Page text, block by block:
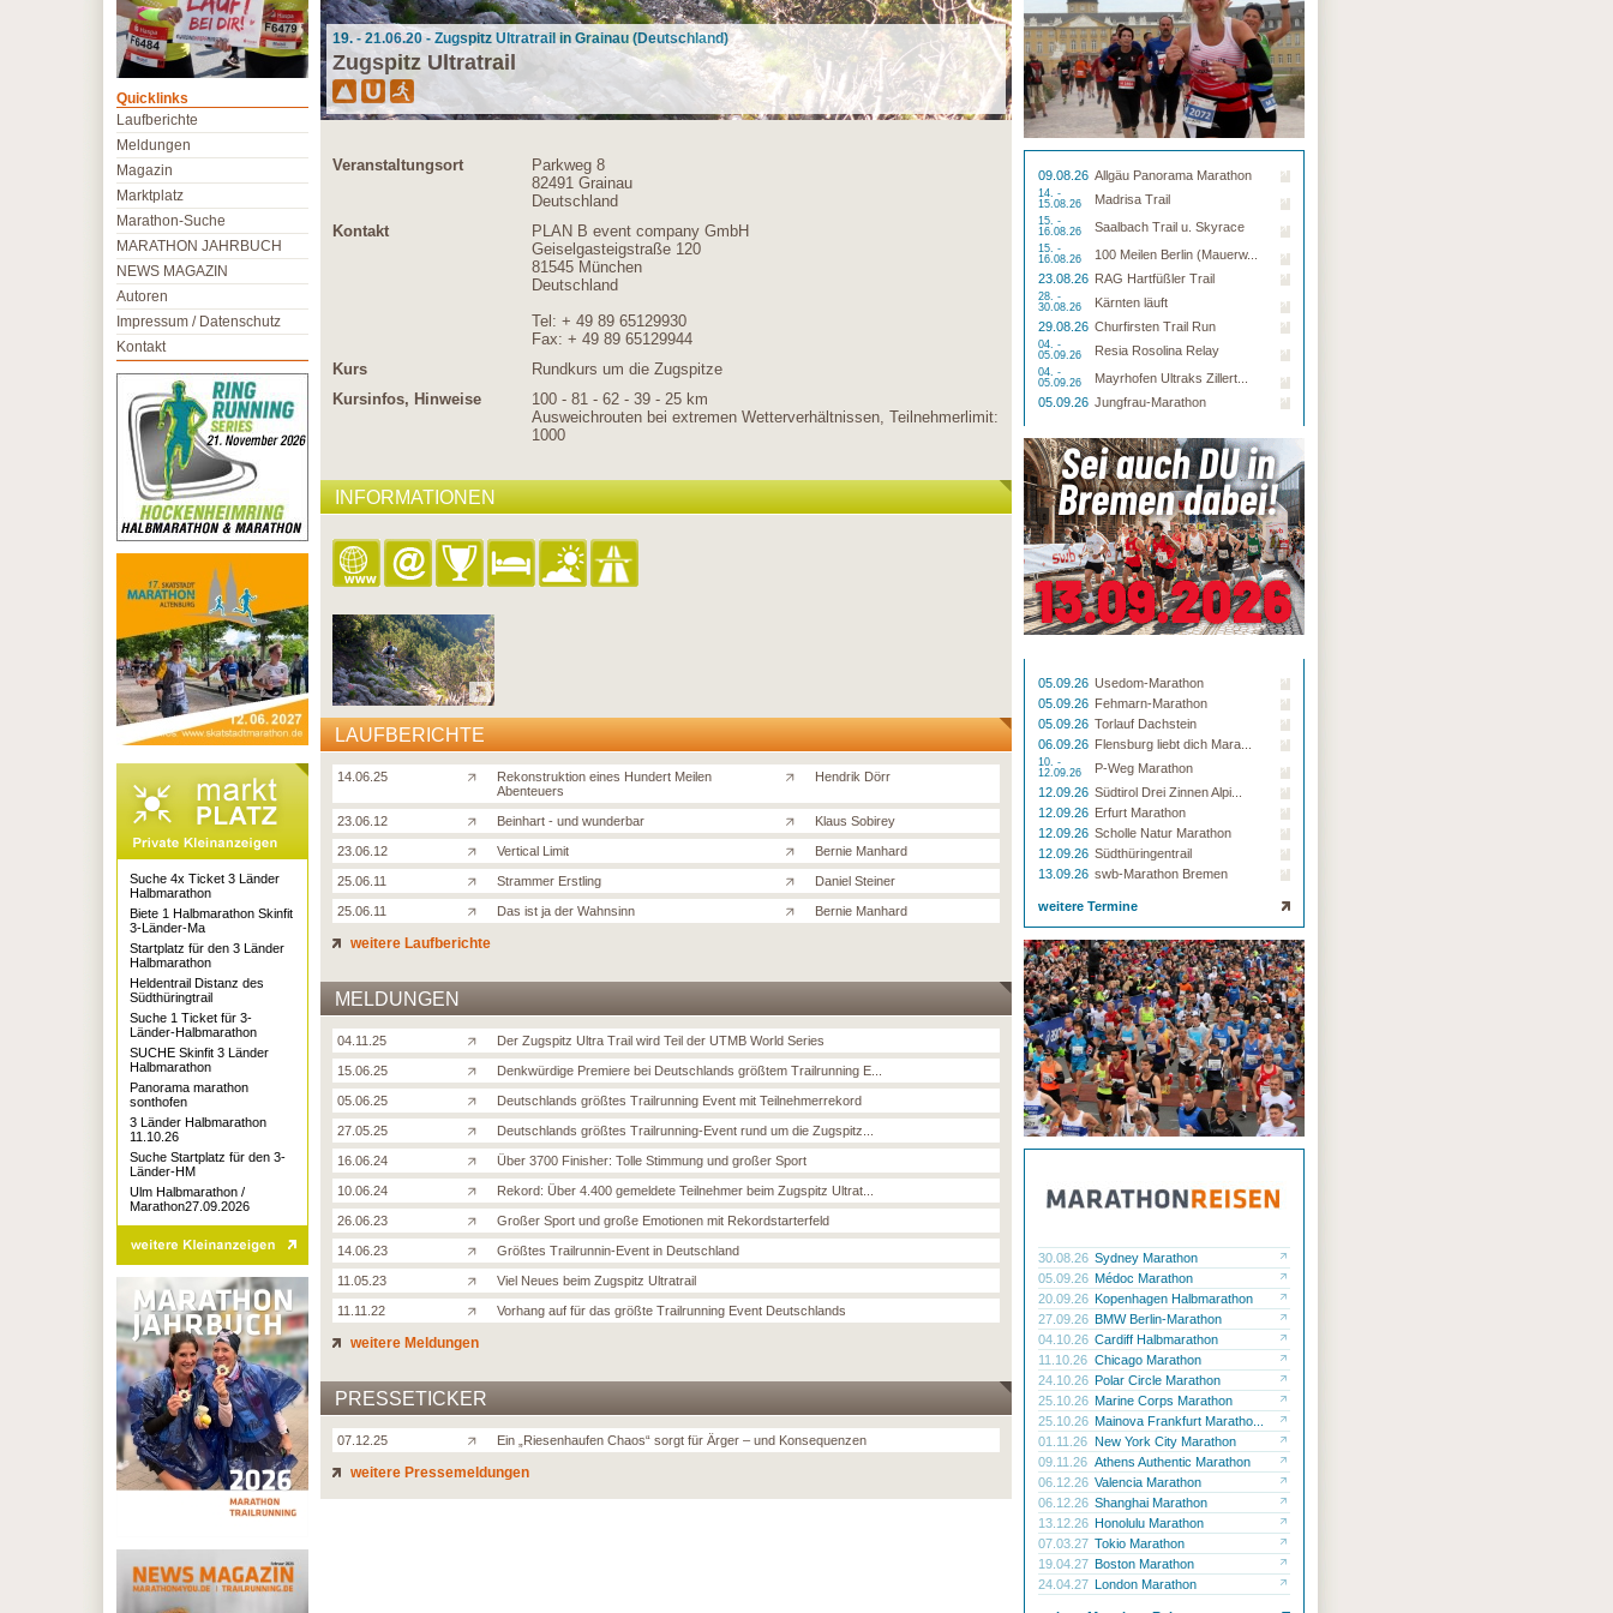
19. - 21.06.20 - Zugspitz Ultratrail in Grainau (Deutschland)
Zugspitz Ultratrail
Veranstaltungsort
Parkweg 8
82491 Grainau
Deutschland
Kontakt
PLAN B event company GmbH
Geiselgasteigstraße 120
81545 München
Deutschland
Tel: + 49 89 65129930
Fax: + 49 89 65129944
Kurs
Rundkurs um die Zugspitze
Kursinfos, Hinweise
100 - 81 - 62 - 39 - 25 km
Ausweichrouten bei extremen Wetterverhältnissen, Teilnehmerlimit:
1000
INFORMATIONEN
LAUFBERICHTE
14.06.25
Rekonstruktion eines Hundert Meilen
Abenteuers
Hendrik Dörr
23.06.12 Beinhart - und wunderbar Klaus Sobirey
23.06.12 Vertical Limit Bernie Manhard
25.06.11 Strammer Erstling Daniel Steiner
25.06.11 Das ist ja der Wahnsinn Bernie Manhard
weitere Laufberichte
MELDUNGEN
04.11.25 Der Zugspitz Ultra Trail wird Teil der UTMB World Series
15.06.25 Denkwürdige Premiere bei Deutschlands größtem Trailrunning E...
05.06.25 Deutschlands größtes Trailrunning Event mit Teilnehmerrekord
27.05.25 Deutschlands größtes Trailrunning-Event rund um die Zugspitz...
16.06.24 Über 3700 Finisher: Tolle Stimmung und großer Sport
10.06.24 Rekord: Über 4.400 gemeldete Teilnehmer beim Zugspitz Ultrat...
26.06.23 Großer Sport und große Emotionen mit Rekordstarterfeld
14.06.23 Größtes Trailrunnin-Event in Deutschland
11.05.23 Viel Neues beim Zugspitz Ultratrail
11.11.22 Vorhang auf für das größte Trailrunning Event Deutschlands
weitere Meldungen
PRESSETICKER
07.12.25 Ein „Riesenhaufen Chaos“ sorgt für Ärger – und Konsequenzen
weitere Pressemeldungen
09.08.26 Allgäu Panorama Marathon
14. -
15.08.26
Madrisa Trail
15. -
16.08.26
Saalbach Trail u. Skyrace
15. -
16.08.26
100 Meilen Berlin (Mauerw...
23.08.26 RAG Hartfüßler Trail
28. -
30.08.26
Kärnten läuft
29.08.26 Churfirsten Trail Run
04. -
05.09.26
Resia Rosolina Relay
04. -
05.09.26
Mayrhofen Ultraks Zillert...
05.09.26 Jungfrau-Marathon
05.09.26 Usedom-Marathon
05.09.26 Fehmarn-Marathon
05.09.26 Torlauf Dachstein
06.09.26 Flensburg liebt dich Mara...
10. -
12.09.26
P-Weg Marathon
12.09.26 Südtirol Drei Zinnen Alpi...
12.09.26 Erfurt Marathon
12.09.26 Scholle Natur Marathon
12.09.26 Südthüringentrail
13.09.26 swb-Marathon Bremen
weitere Termine
30.08.26 Sydney Marathon
05.09.26 Médoc Marathon
20.09.26 Kopenhagen Halbmarathon
27.09.26 BMW Berlin-Marathon
04.10.26 Cardiff Halbmarathon
11.10.26 Chicago Marathon
24.10.26 Polar Circle Marathon
25.10.26 Marine Corps Marathon
25.10.26 Mainova Frankfurt Maratho...
01.11.26 New York City Marathon
09.11.26 Athens Authentic Marathon
06.12.26 Valencia Marathon
06.12.26 Shanghai Marathon
13.12.26 Honolulu Marathon
07.03.27 Tokio Marathon
19.04.27 Boston Marathon
24.04.27 London Marathon
Quicklinks
Laufberichte
Meldungen
Magazin
Marktplatz
Marathon-Suche
MARATHON JAHRBUCH
NEWS MAGAZIN
Autoren
Impressum / Datenschutz
Kontakt
Suche 4x Ticket 3 Länder
Halbmarathon
Biete 1 Halbmarathon Skinfit
3-Länder-Ma
Startplatz für den 3 Länder
Halbmarathon
Heldentrail Distanz des
Südthüringtrail
Suche 1 Ticket für 3-
Länder-Halbmarathon
SUCHE Skinfit 3 Länder
Halbmarathon
Panorama marathon
sonthofen
3 Länder Halbmarathon
11.10.26
Suche Startplatz für den 3-
Länder-HM
Ulm Halbmarathon /
Marathon27.09.2026